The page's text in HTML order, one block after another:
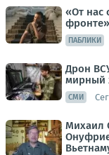
«От нас
ПАБЛИКИ
Дрон
мирный
СМИ
Михаил